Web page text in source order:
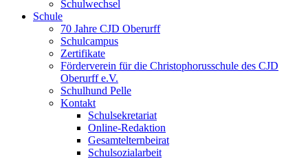
Schulwechsel
Schule
70 Jahre CJD Oberurff
Schulcampus
Zertifikate
Förderverein für die Christophorusschule des CJD
Oberurff e.V.
Schulhund Pelle
Kontakt
Schulsekretariat
Online-Redaktion
Gesamtelternbeirat
Schulsozialarbeit